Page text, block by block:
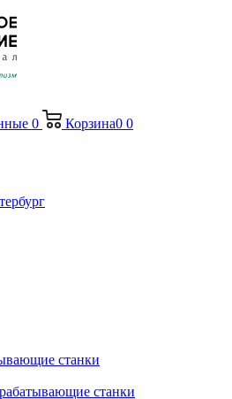
0 Корзина0 0
станки
станки